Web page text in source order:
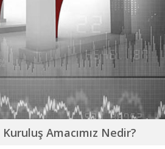
Kuruluş Amacımız Nedir?